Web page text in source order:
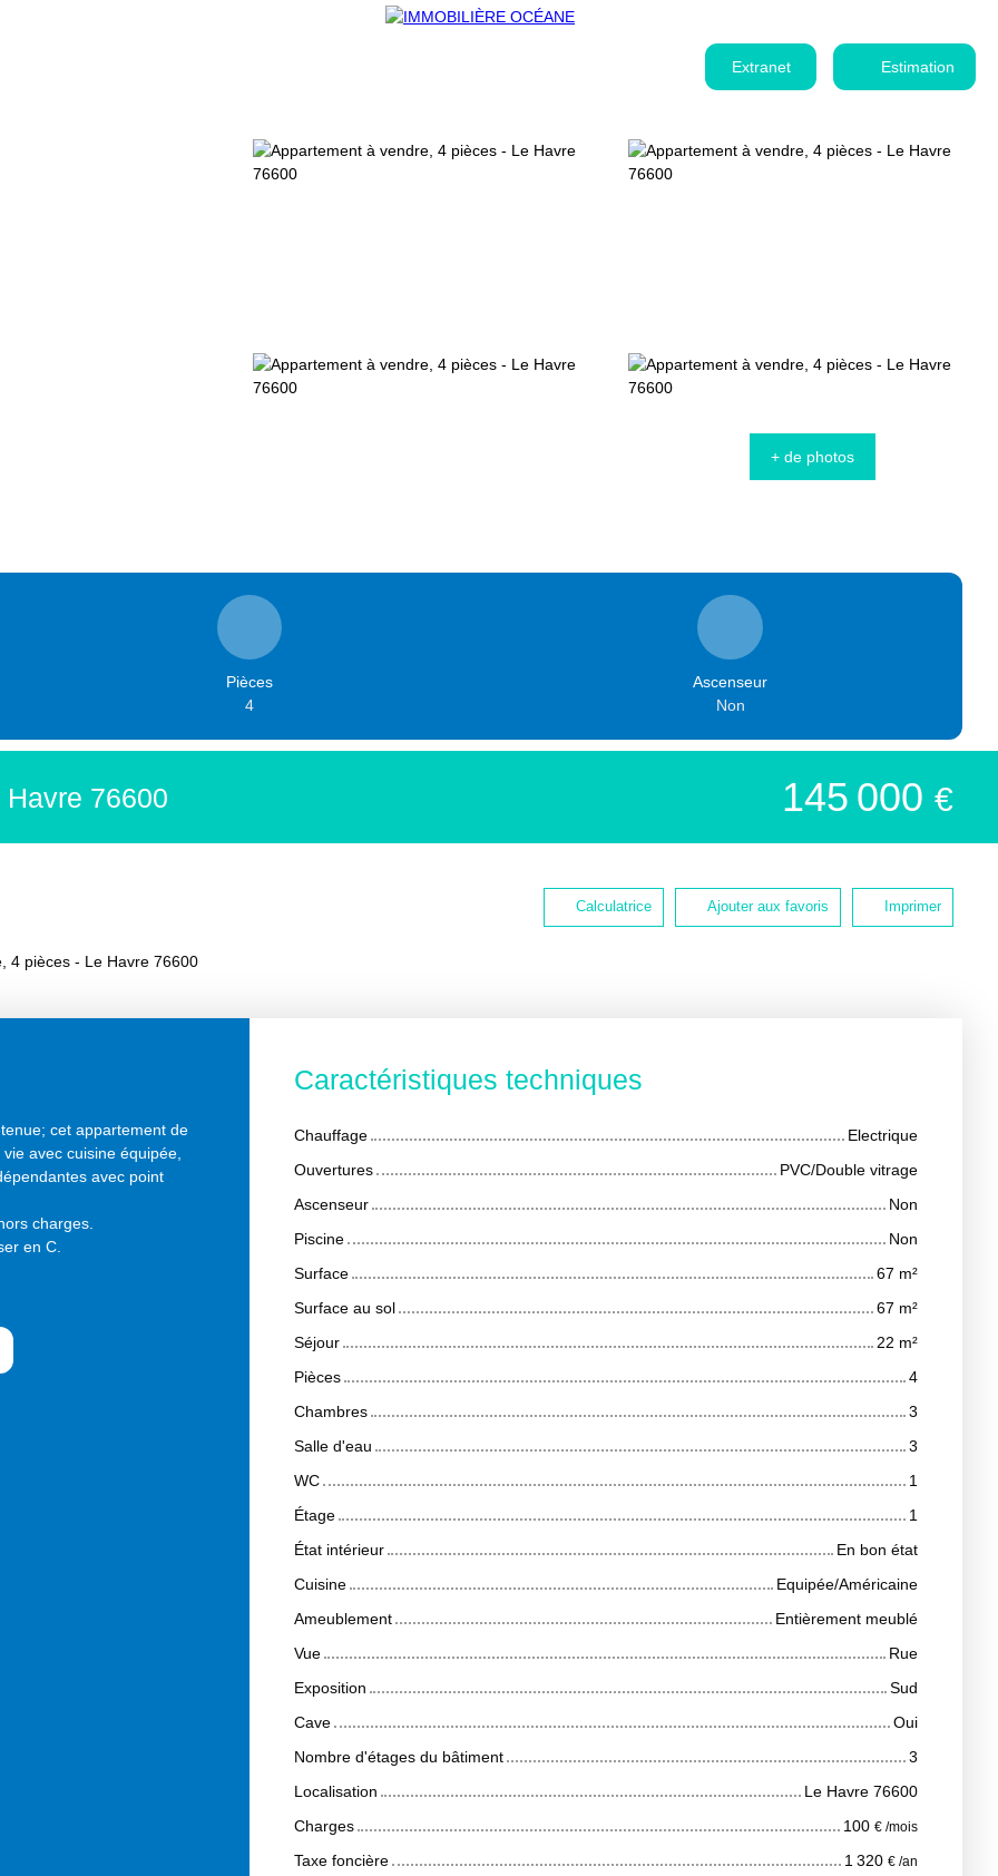
Extranet Estimation
+ de photos
Pièces
4
Ascenseur
Non
76600 145 000 €
Calculatrice Ajouter aux favoris Imprimer
4 pièces - Le Havre 76600
cet appartement de
avec cuisine équipée,
avec point
charges.
en C.
Caractéristiques techniques
Chauffage
Electrique
Ouvertures
PVC/Double vitrage
Ascenseur
Non
Piscine
Non
Surface
67 m²
Surface au sol
67 m²
Séjour
22 m²
Pièces
4
Chambres
3
Salle d'eau
3
WC
1
Étage
1
État intérieur
En bon état
Cuisine
Equipée/Américaine
Ameublement
Entièrement meublé
Vue
Rue
Exposition
Sud
Cave
Oui
Nombre d'étages du bâtiment
3
Localisation
Le Havre 76600
Charges
100 € /mois
Taxe foncière 1 320 € /an